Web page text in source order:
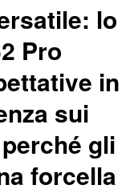
lo
Pro
in
sui
gli
forcella